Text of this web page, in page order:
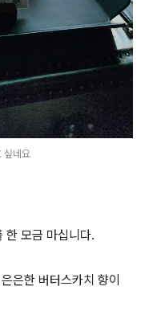
싶네요
모금 마십니다.
은한 버터스카치 향이